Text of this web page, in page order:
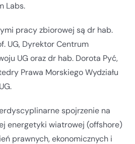
Labs.
pracy zbiorowej są dr hab.
UG, Dyrektor Centrum
UG oraz dr hab. Dorota Pyć,
Prawa Morskiego Wydziału
spojrzenie na
energetyki wiatrowej (offshore)
prawnych, ekonomicznych i